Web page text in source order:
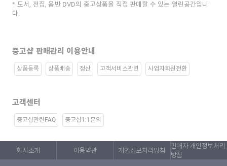
도서, 전집, 음반 DVD의 중고상품을 직접 판매할 수 있는 열린공간입니
다.
중고샵 판매관리 이용안내
상품등록 상품배송 정산 고객서비스관련 사업자회원전환
고객센터
중고샵관련FAQ 중고샵1:1문의
회사소개 이용약관 개인정보처리방침
판매자 개인정보처리
방침